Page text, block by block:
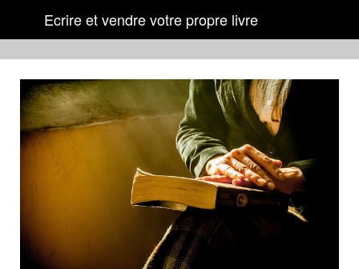
Ecrire et vendre votre propre livre